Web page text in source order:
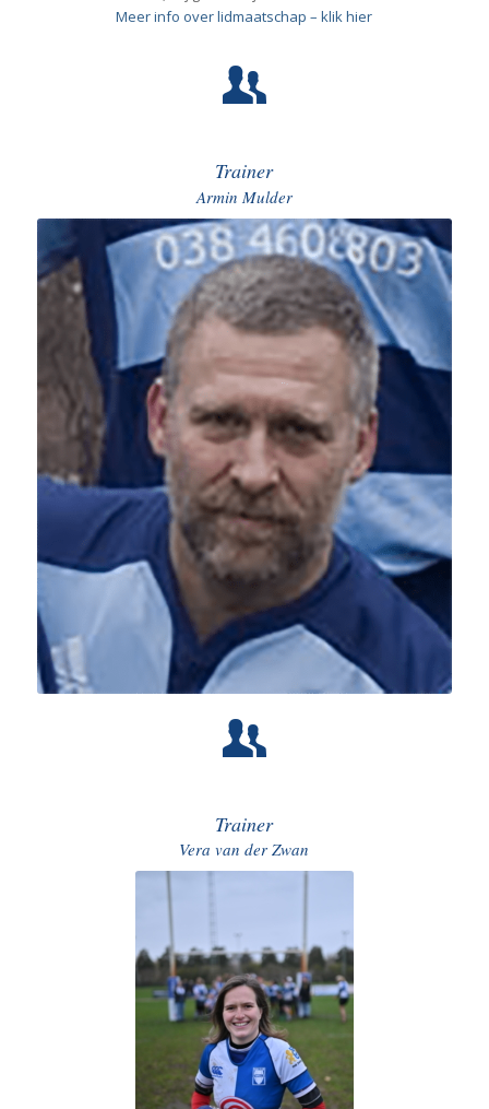
Meer info over lidmaatschap – klik hier
Trainer
Armin Mulder
Trainer
Vera van der Zwan